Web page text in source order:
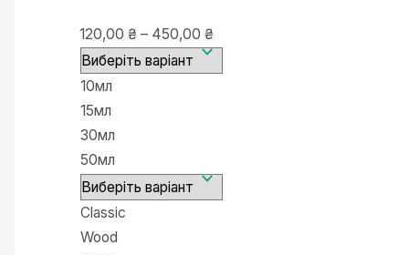
120,00₴ – 450,00₴
10мл
15мл
30мл
50мл
Classic
Wood